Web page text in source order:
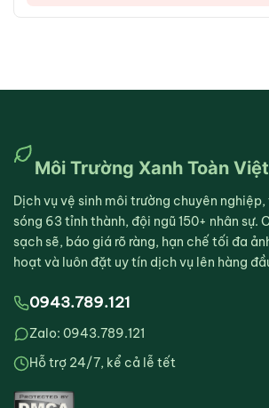
Môi Trường Xanh Toàn Việt
Dịch vụ vệ sinh môi trường chuyên nghiệp,
sóng 63 tỉnh thành, đội ngũ 150+ nhân sự.
sạch sẽ, báo giá rõ ràng, hạn chế tối đa
hoạt và luôn đặt uy tín dịch vụ lên hàng
0943.789.121
Zalo: 0943.789.121
Hỗ trợ 24/7, kể cả lễ tết